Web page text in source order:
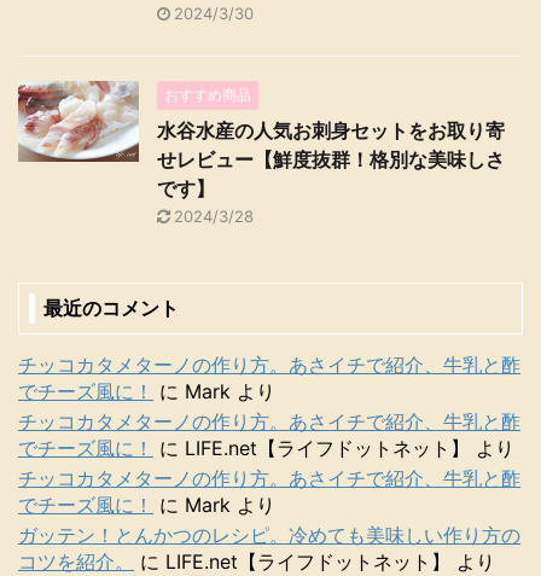
2024/3/30
おすすめ商品
水谷水産の人気お刺身セットをお取り寄
せレビュー【鮮度抜群！格別な美味しさ
です】
2024/3/28
最近のコメント
チッコカタメターノの作り方。あさイチで紹介、牛乳と酢
でチーズ風に！
に Mark より
チッコカタメターノの作り方。あさイチで紹介、牛乳と酢
でチーズ風に！
に LIFE.net【ライフドットネット】
より
チッコカタメターノの作り方。あさイチで紹介、牛乳と酢
でチーズ風に！
に Mark より
ガッテン！とんかつのレシピ。冷めても美味しい作り方の
コツを紹介。
に LIFE.net【ライフドットネット】
より